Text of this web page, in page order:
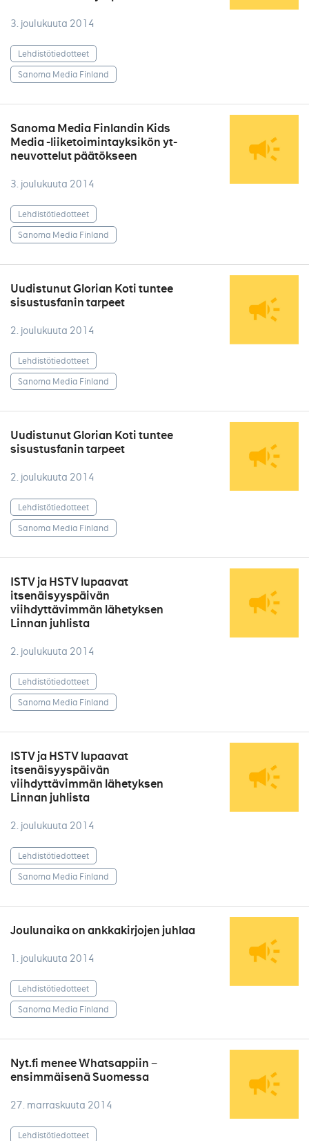
3. joulukuuta 2014
Lehdistötiedotteet
Sanoma Media Finland
Sanoma Media Finlandin Kids
Media -liiketoimintayksikön yt-
neuvottelut päätökseen
3. joulukuuta 2014
Lehdistötiedotteet
Sanoma Media Finland
Uudistunut Glorian Koti tuntee
sisustusfanin tarpeet
2. joulukuuta 2014
Lehdistötiedotteet
Sanoma Media Finland
Uudistunut Glorian Koti tuntee
sisustusfanin tarpeet
2. joulukuuta 2014
Lehdistötiedotteet
Sanoma Media Finland
ISTV ja HSTV lupaavat
itsenäisyyspäivän
viihdyttävimmän lähetyksen
Linnan juhlista
2. joulukuuta 2014
Lehdistötiedotteet
Sanoma Media Finland
ISTV ja HSTV lupaavat
itsenäisyyspäivän
viihdyttävimmän lähetyksen
Linnan juhlista
2. joulukuuta 2014
Lehdistötiedotteet
Sanoma Media Finland
Joulunaika on ankkakirjojen juhlaa
1. joulukuuta 2014
Lehdistötiedotteet
Sanoma Media Finland
Nyt.fi menee Whatsappiin −
ensimmäisenä Suomessa
27. marraskuuta 2014
Lehdistötiedotteet